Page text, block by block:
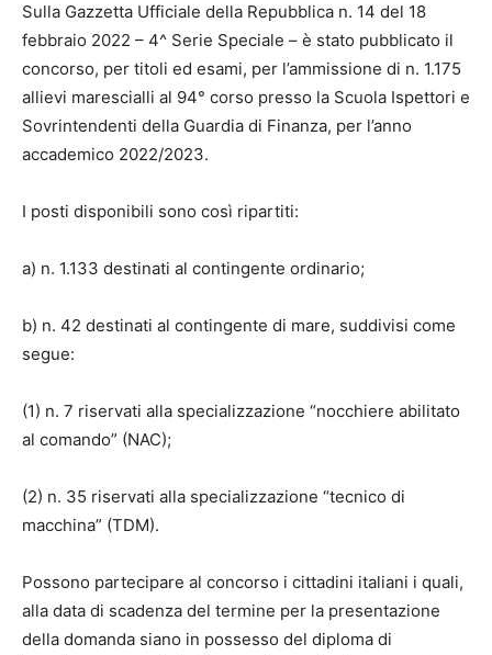
Sulla Gazzetta Ufficiale della Repubblica n. 14 del 18
febbraio 2022 – 4^ Serie Speciale – è stato pubblicato il
concorso, per titoli ed esami, per l’ammissione di n. 1.175
allievi marescialli al 94° corso presso la Scuola Ispettori e
Sovrintendenti della Guardia di Finanza, per l’anno
accademico 2022/2023.
I posti disponibili sono così ripartiti:
a) n. 1.133 destinati al contingente ordinario;
b) n. 42 destinati al contingente di mare, suddivisi come
segue:
(1) n. 7 riservati alla specializzazione “nocchiere abilitato
al comando” (NAC);
(2) n. 35 riservati alla specializzazione “tecnico di
macchina” (TDM).
Possono partecipare al concorso i cittadini italiani i quali,
alla data di scadenza del termine per la presentazione
della domanda siano in possesso del diploma di